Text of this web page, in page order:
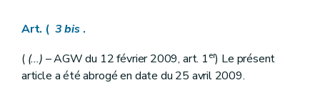
Art. ( 3bis .
( (...) – AGW du 12 février 2009, art. 1er) Le présent
article a été abrogé en date du 25 avril 2009.